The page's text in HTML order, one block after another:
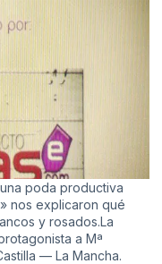
poda productiva
nos explicaron qué
y rosados.La
a Mª
— La Mancha.